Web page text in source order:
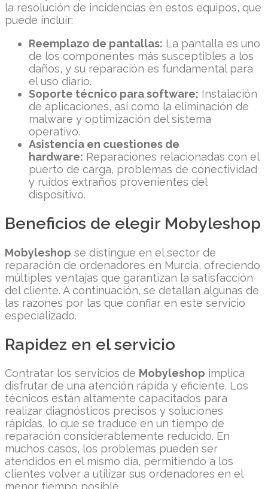
la resolución de incidencias en estos equipos, que
puede incluir:
Reemplazo de pantallas: La pantalla es uno
de los componentes más susceptibles a los
daños, y su reparación es fundamental para
el uso diario.
Soporte técnico para software: Instalación
de aplicaciones, así como la eliminación de
malware y optimización del sistema
operativo.
Asistencia en cuestiones de
hardware: Reparaciones relacionadas con el
puerto de carga, problemas de conectividad
y ruidos extraños provenientes del
dispositivo.
Beneficios de elegir Mobyleshop
Mobyleshop se distingue en el sector de
reparación de ordenadores en Murcia, ofreciendo
múltiples ventajas que garantizan la satisfacción
del cliente. A continuación, se detallan algunas de
las razones por las que confiar en este servicio
especializado.
Rapidez en el servicio
Contratar los servicios de Mobyleshop implica
disfrutar de una atención rápida y eficiente. Los
técnicos están altamente capacitados para
realizar diagnósticos precisos y soluciones
rápidas, lo que se traduce en un tiempo de
reparación considerablemente reducido. En
muchos casos, los problemas pueden ser
atendidos en el mismo día, permitiendo a los
clientes volver a utilizar sus ordenadores en el